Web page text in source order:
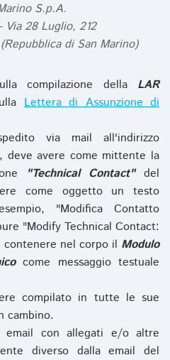
S.p.A.
Via 28 Luglio, 212
di San Marino)
compilazione della LAR
Lettera di Assunzione di
via mail all'indirizzo
, deve avere come mittente la
"Technical Contact"del
come oggetto un testo
"Modifica Contatto
"Modify Technical Contact:
contenere nel corpo il Modulo
come messaggio testuale
compilato in tutte le sue
cambino.
email con allegati e/o altre
diverso dalla email del